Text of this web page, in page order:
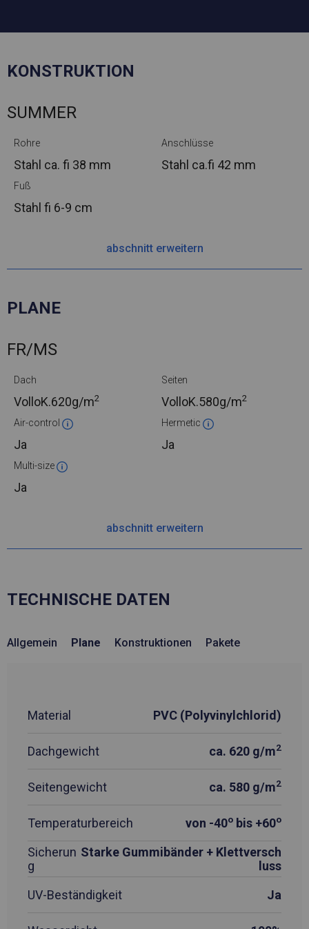
KONSTRUKTION
SUMMER
Rohre
Stahl ca. fi 38 mm
Anschlüsse
Stahl ca.fi 42 mm
Fuß
Stahl fi 6-9 cm
abschnitt erweitern
PLANE
FR/MS
Dach
VolloK.620g/m2
Seiten
VolloK.580g/m2
Air-control
Ja
Hermetic
Ja
Multi-size
Ja
abschnitt erweitern
TECHNISCHE DATEN
Allgemein Plane Konstruktionen Pakete
Material PVC (Polyvinylchlorid)
Dachgewicht ca. 620 g/m2
Seitengewicht ca. 580 g/m2
Temperaturbereich von -40o bis +60o
Sicherun
g
Starke Gummibänder + Klettversch
luss
UV-Beständigkeit
Ja